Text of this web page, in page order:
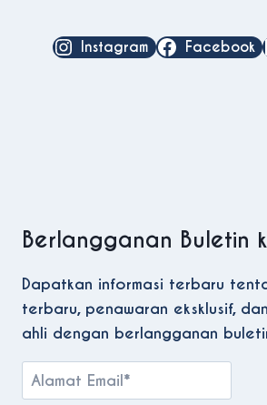
Instagram Facebook
Berlangganan Buletin
Dapatkan informasi terbaru
terbaru, penawaran eksklusif,
ahli dengan berlangganan